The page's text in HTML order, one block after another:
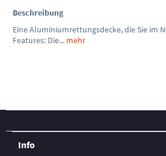
Beschreibung
Eine Aluminiumrettungsdecke, die Sie im
Features: Die... mehr
Info